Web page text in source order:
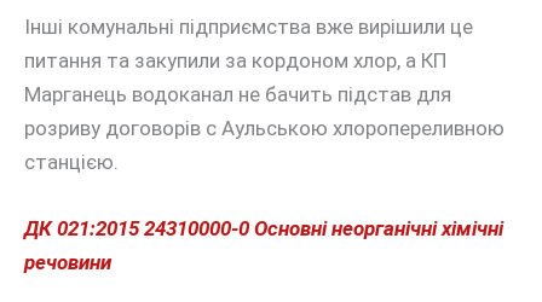
Інші комунальні підприємства вже вирішили це
питання та закупили за кордоном хлор, а КП
Марганець водоканал не бачить підстав для
розриву договорів с Аульською хлоропереливною
станцією.
ДК 021:2015 24310000-0 Основні неорганічні хімічні
речовини